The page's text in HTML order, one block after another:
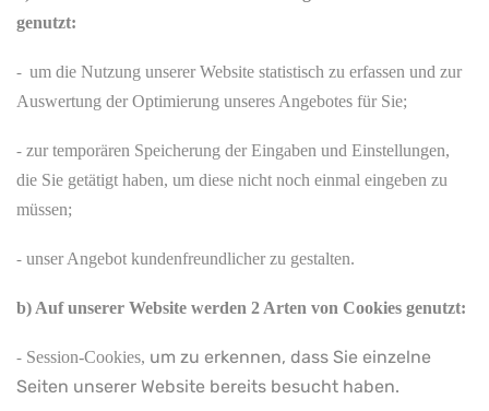
genutzt:
- um die Nutzung unserer Website statistisch zu erfassen und zur
Auswertung der Optimierung unseres Angebotes für Sie;
- zur temporären Speicherung der Eingaben und Einstellungen,
die Sie getätigt haben, um diese nicht noch einmal eingeben zu
müssen;
- unser Angebot kundenfreundlicher zu gestalten.
b) Auf unserer Website werden 2 Arten von Cookies genutzt:
- Session-Cookies, um zu erkennen, dass Sie einzelne
Seiten unserer Website bereits besucht haben.